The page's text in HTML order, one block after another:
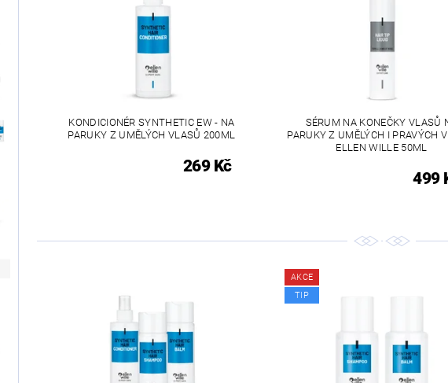
KONDICIONÉR SYNTHETIC EW - NA
PARUKY Z UMĚLÝCH VLASŮ 200ML
269 Kč
SÉRUM NA KONEČKY VLASŮ
PARUKY Z UMĚLÝCH I PRAVÝCH
ELLEN WILLE 50ML
499
AKCE
TIP